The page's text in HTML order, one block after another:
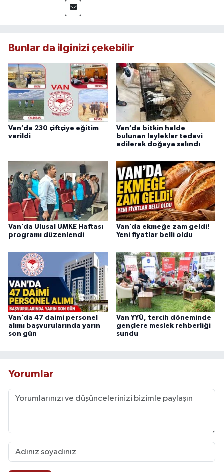
deneyimiyle hızlı ve doğru haber üretimine
odaklanan Keklik, tarafsızlık ve etik gazetecilik
Bunlar da ilginizi çekebilir
Van’da 230 çiftçiye eğitim
verildi
Van’da bitkin halde
bulunan leylekler tedavi
edilerek doğaya salındı
Van’da Ulusal UMKE Haftası
programı düzenlendi
Van’da ekmeğe zam geldi!
Yeni fiyatlar belli oldu
Van’da 47 daimi personel
alımı başvurularında yarın
son gün
Van YYÜ, tercih döneminde
gençlere meslek rehberliği
sundu
Yorumlar